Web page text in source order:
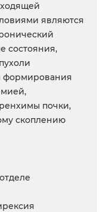
являются
состояния,
формирования
почки,
скоплению